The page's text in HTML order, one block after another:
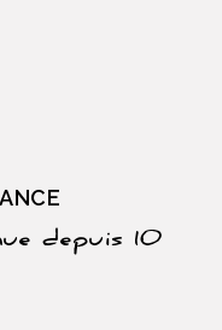
depuis 10